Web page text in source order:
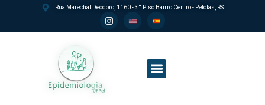
Rua Marechal Deodoro, 1160 - 3° Piso Bairro Centro - Pelotas, RS